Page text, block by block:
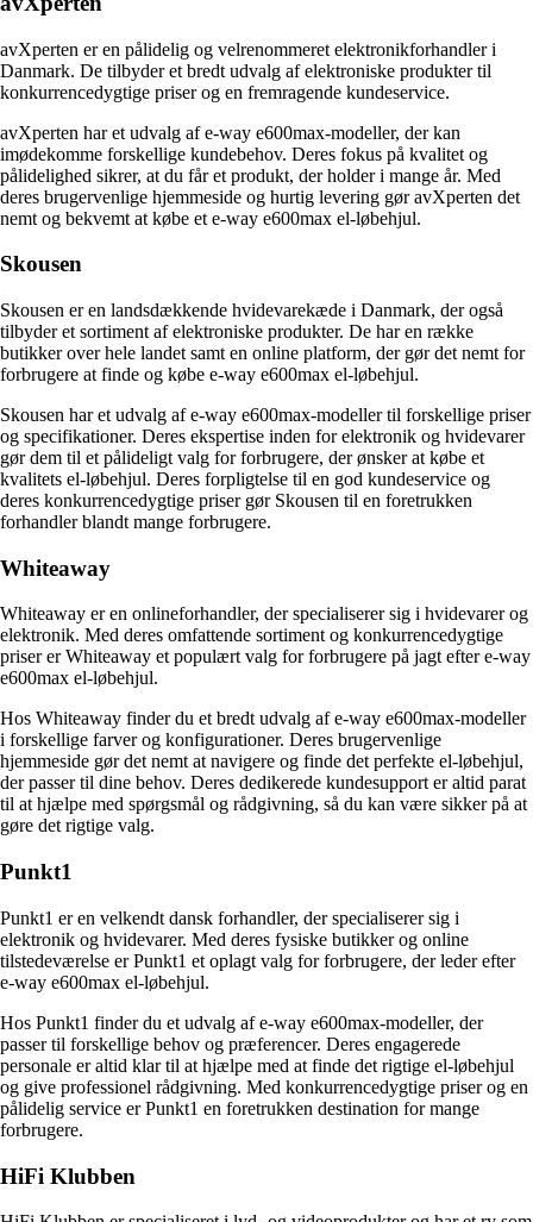
avXperten er en pålidelig og velrenommeret elektronikforhandler i
Danmark. De tilbyder et bredt udvalg af elektroniske produkter til
konkurrencedygtige priser og en fremragende kundeservice.
avXperten har et udvalg af e-way e600max-modeller, der kan
imødekomme forskellige kundebehov. Deres fokus på kvalitet og
pålidelighed sikrer, at du får et produkt, der holder i mange år. Med
deres brugervenlige hjemmeside og hurtig levering gør avXperten det
nemt og bekvemt at købe et e-way e600max el-løbehjul.
Skousen
Skousen er en landsdækkende hvidevarekæde i Danmark, der også
tilbyder et sortiment af elektroniske produkter. De har en række
butikker over hele landet samt en online platform, der gør det nemt for
forbrugere at finde og købe e-way e600max el-løbehjul.
Skousen har et udvalg af e-way e600max-modeller til forskellige priser
og specifikationer. Deres ekspertise inden for elektronik og hvidevarer
gør dem til et pålideligt valg for forbrugere, der ønsker at købe et
kvalitets el-løbehjul. Deres forpligtelse til en god kundeservice og
deres konkurrencedygtige priser gør Skousen til en foretrukken
forhandler blandt mange forbrugere.
Whiteaway
Whiteaway er en onlineforhandler, der specialiserer sig i hvidevarer og
elektronik. Med deres omfattende sortiment og konkurrencedygtige
priser er Whiteaway et populært valg for forbrugere på jagt efter e-way
e600max el-løbehjul.
Hos Whiteaway finder du et bredt udvalg af e-way e600max-modeller
i forskellige farver og konfigurationer. Deres brugervenlige
hjemmeside gør det nemt at navigere og finde det perfekte el-løbehjul,
der passer til dine behov. Deres dedikerede kundesupport er altid parat
til at hjælpe med spørgsmål og rådgivning, så du kan være sikker på at
gøre det rigtige valg.
Punkt1
Punkt1 er en velkendt dansk forhandler, der specialiserer sig i
elektronik og hvidevarer. Med deres fysiske butikker og online
tilstedeværelse er Punkt1 et oplagt valg for forbrugere, der leder efter
e-way e600max el-løbehjul.
Hos Punkt1 finder du et udvalg af e-way e600max-modeller, der
passer til forskellige behov og præferencer. Deres engagerede
personale er altid klar til at hjælpe med at finde det rigtige el-løbehjul
og give professionel rådgivning. Med konkurrencedygtige priser og en
pålidelig service er Punkt1 en foretrukken destination for mange
forbrugere.
HiFi Klubben